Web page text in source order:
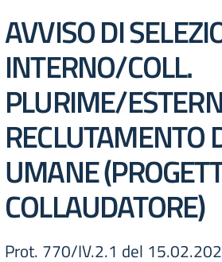
AVVISO DI
INTERNO/COLL.
PLURIME/
RECLUTAMENTO
UMANE
COLLAUDATORE)
Prot. 770/IV.2.1 del